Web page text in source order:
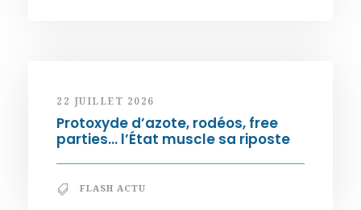
22 JUILLET 2026
Protoxyde d’azote, rodéos, free
parties… l’État muscle sa riposte
FLASH ACTU